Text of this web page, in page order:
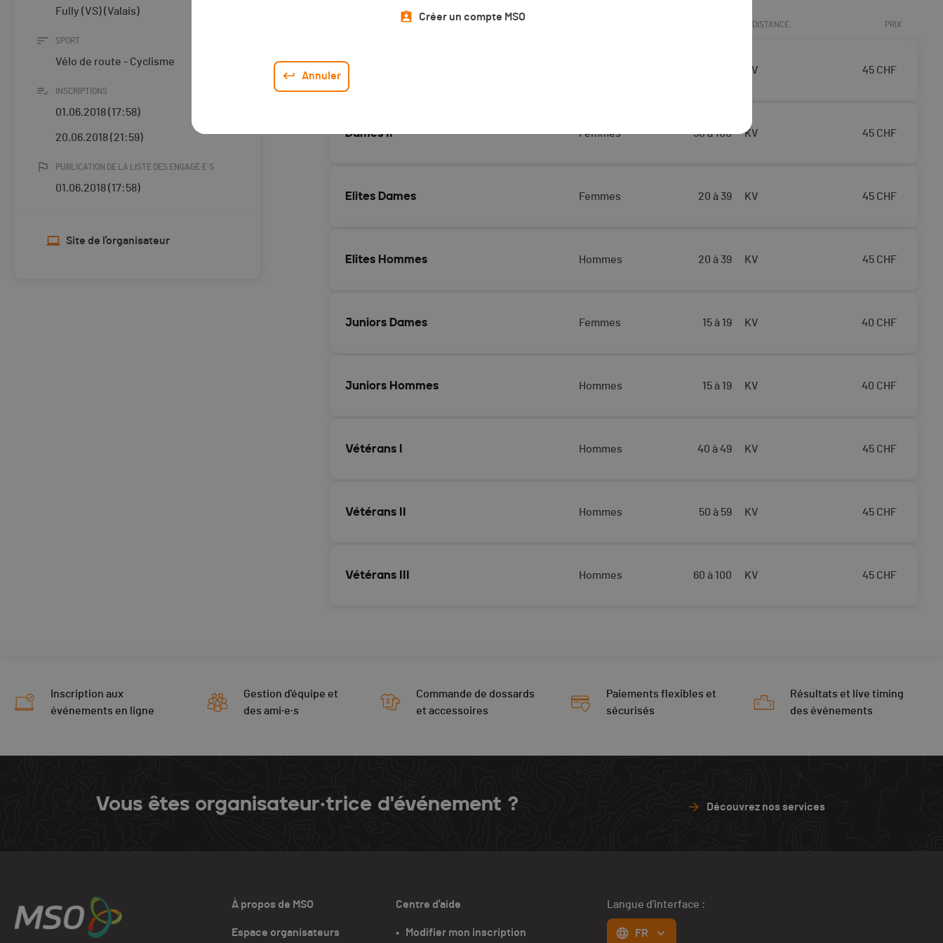
Créer un compte MSO
Annuler
Fully (VS) (Valais)
SPORT
Vélo de route - Cyclisme
INSCRIPTIONS
01.06.2018 (17:58)
20.06.2018 (21:59)
PUBLICATION DE LA LISTE DES ENGAGÉ·E·S
01.06.2018 (17:58)
Site de l'organisateur
CATÉGORIES DISTANCE PRIX
Dames I KV 45 CHF
Dames II Femmes 50 à 100 KV 45 CHF
Elites Dames Femmes 20 à 39 KV 45 CHF
Elites Hommes Hommes 20 à 39 KV 45 CHF
Juniors Dames Femmes 15 à 19 KV 40 CHF
Juniors Hommes Hommes 15 à 19 KV 40 CHF
Vétérans I Hommes 40 à 49 KV 45 CHF
Vétérans II Hommes 50 à 59 KV 45 CHF
Vétérans III Hommes 60 à 100 KV 45 CHF
Inscription aux
événements en ligne
Gestion d'équipe et
des ami·e·s
Commande de dossards
et accessoires
Paiements flexibles et
sécurisés
Résultats et live timing
des événements
Vous êtes organisateur·trice d'événement ? Découvrez nos services
À propos de MSO
Espace organisateurs
Centre d'aide
•   Modifier mon inscription
Langue d'interface :
FR